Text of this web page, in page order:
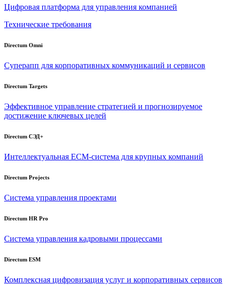
Цифровая платформа для управления компанией
Технические требования
Directum Omni
Суперапп для корпоративных коммуникаций и сервисов
Directum Targets
Эффективное управление стратегией и прогнозируемое
достижение ключевых целей
Directum СЭД+
Интеллектуальная ECM-система для крупных компаний
Directum Projects
Система управления проектами
Directum HR Pro
Система управления кадровыми процессами
Directum ESM
Комплексная цифровизация услуг и корпоративных сервисов